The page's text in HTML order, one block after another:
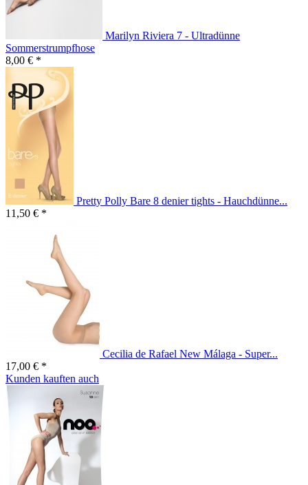
Marilyn Riviera 7 - Ultradünne
Sommerstrumpfhose
8,00 € *
Pretty Polly Bare 8 denier tights - Hauchdünne...
11,50 € *
Cecilia de Rafael New Málaga - Super...
17,00 € *
Kunden kauften auch